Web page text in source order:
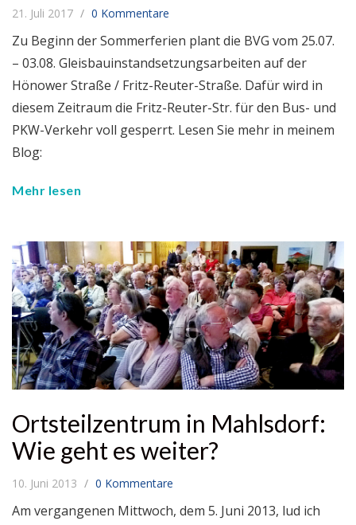
21. Juli 2017 0 Kommentare
Zu Beginn der Sommerferien plant die BVG vom 25.07.
– 03.08. Gleisbauinstandsetzungsarbeiten auf der
Hönower Straße / Fritz-Reuter-Straße. Dafür wird in
diesem Zeitraum die Fritz-Reuter-Str. für den Bus- und
PKW-Verkehr voll gesperrt. Lesen Sie mehr in meinem
Blog:
Mehr lesen
Ortsteilzentrum in Mahlsdorf:
Wie geht es weiter?
10. Juni 2013 0 Kommentare
Am vergangenen Mittwoch, dem 5. Juni 2013, lud ich